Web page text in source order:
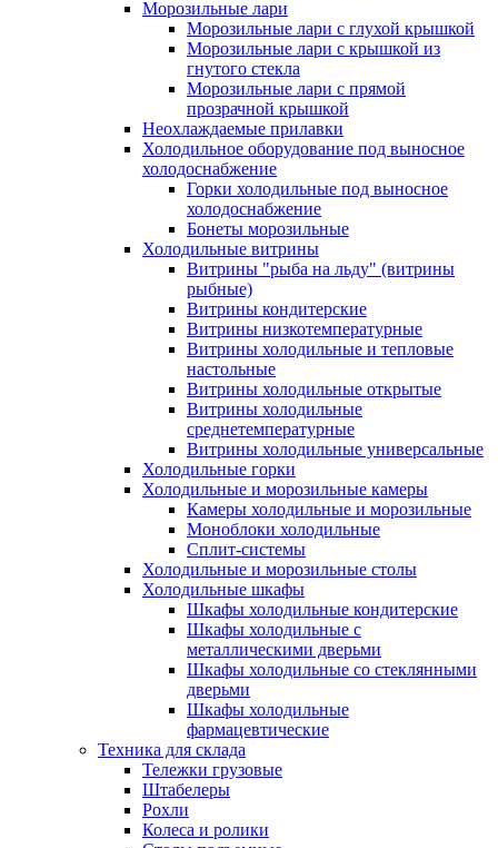
Морозильные лари
Морозильные лари с глухой крышкой
Морозильные лари с крышкой из
гнутого стекла
Морозильные лари с прямой
прозрачной крышкой
Неохлаждаемые прилавки
Холодильное оборудование под выносное
холодоснабжение
Горки холодильные под выносное
холодоснабжение
Бонеты морозильные
Холодильные витрины
Витрины "рыба на льду" (витрины
рыбные)
Витрины кондитерские
Витрины низкотемпературные
Витрины холодильные и тепловые
настольные
Витрины холодильные открытые
Витрины холодильные
среднетемпературные
Витрины холодильные универсальные
Холодильные горки
Холодильные и морозильные камеры
Камеры холодильные и морозильные
Моноблоки холодильные
Сплит-системы
Холодильные и морозильные столы
Холодильные шкафы
Шкафы холодильные кондитерские
Шкафы холодильные с
металлическими дверьми
Шкафы холодильные со стеклянными
дверьми
Шкафы холодильные
фармацевтические
Техника для склада
Тележки грузовые
Штабелеры
Рохли
Колеса и ролики